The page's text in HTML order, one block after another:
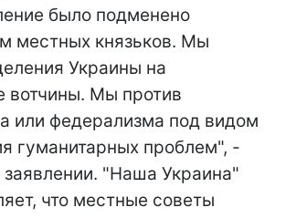
было подменено
местных князьков. Мы
Украины на
вотчины. Мы против
или федерализма под видом
гуманитарных проблем", -
заявлении. "Наша Украина"
что местные советы